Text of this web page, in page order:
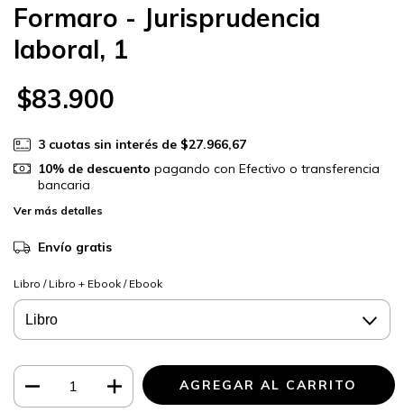
Formaro - Jurisprudencia
laboral, 1
$83.900
3 cuotas sin interés de $27.966,67
10% de descuento pagando con Efectivo o transferencia
bancaria
Ver más detalles
Envío gratis
Libro / Libro + Ebook / Ebook